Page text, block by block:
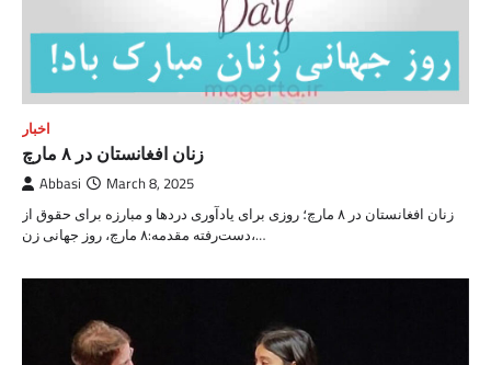
اخبار
زنان افغانستان در ۸ مارچ
Abbasi March 8, 2025
زنان افغانستان در ۸ مارچ؛ روزی برای یادآوری دردها و مبارزه برای حقوق از
دست‌رفته مقدمه:۸ مارچ، روز جهانی زن،…